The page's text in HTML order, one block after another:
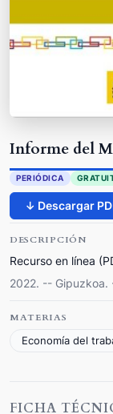
Informe del
PERIÓDICA
↓ Descargar
DESCRIPCIÓN
Recurso en línea
2022. -- Gipuzkoa.
MATERIAS
Economía del
FICHA